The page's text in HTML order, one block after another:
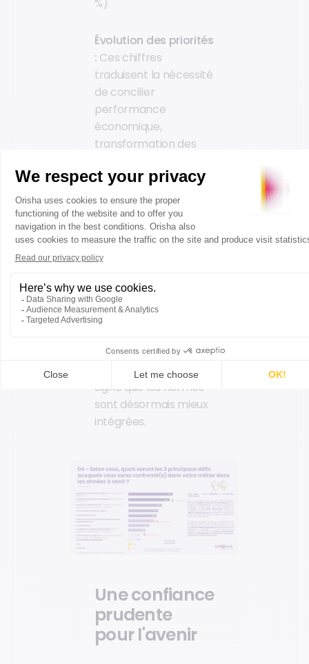
%).
Évolution des priorités
: Ces chiffres
traduisent la nécessité
de concilier
performance
économique,
transformation des
réglementaires.
Accélération
technologique :On
fulgurante de l'intérêt
pour les nouvelles
technologies (+15 % vs
2024), contrastant
perception du défi
réglementaire (-15 %),
signe que les normes
sont désormais mieux
intégrées.
Une confiance
prudente
pour l'avenir